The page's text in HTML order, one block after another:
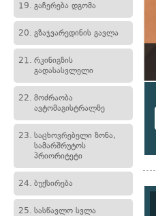
19. გაჩერება დგომა
20. გზაჯვარედინის გავლა
21. რკინიგზის
გადასასვლელი
22. მოძრაობა
ავტომაგისტრალზე
23. საცხოვრებელი ზონა,
სამარშრუტოს
პრიორიტეტი
24. ბუქსირება
25. სასწავლო სვლა